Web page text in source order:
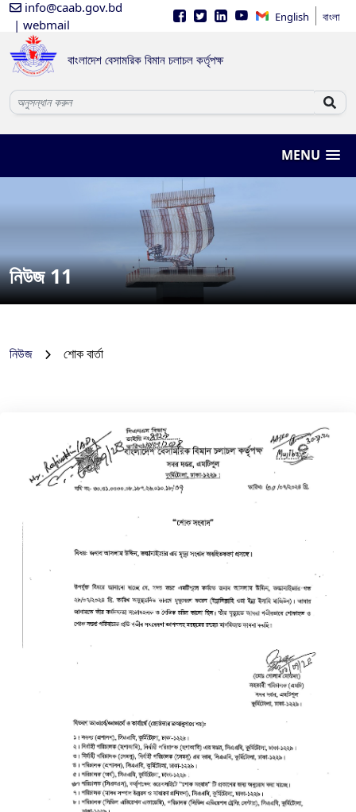
info@caab.gov.bd
| webmail
English বাংলা
বাংলাদেশ বেসামরিক বিমান চলাচল কর্তৃপক্ষ
MENU
নিউজ 11
নিউজ শোক বার্তা